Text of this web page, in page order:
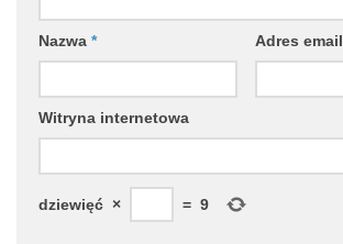
Nazwa * Adres email
Witryna internetowa
dziewięć × = 9